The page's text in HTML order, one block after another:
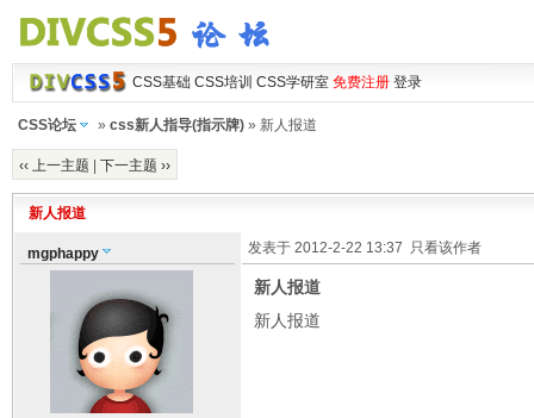
CSS基础 CSS培训 CSS学研室 免费注册 登录
CSS论坛 » css新人指导(指示牌)» 新人报道
‹‹ 上一主题 下一主题 ››
新人报道
mgphappy 发表于 2012-2-22 13:37 只看该作者
新人报道
新人报道